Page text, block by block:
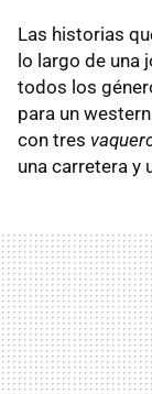
Las historias
lo largo de una
todos los
para un
con tres
una carretera y